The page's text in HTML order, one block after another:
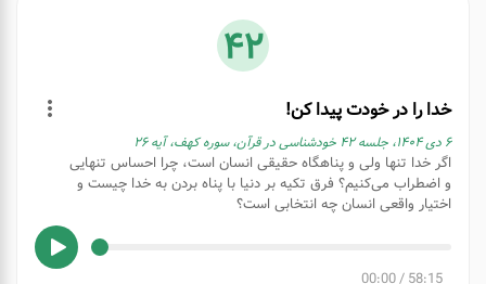
42
خدا را در خودت پیدا کن!
۶ دی ۱۴۰۴، جلسه ۴۲ خودشناسی در قرآن، سوره کهف، آیه ۲۶
اگر خدا تنها ولی و پناهگاه حقیقی انسان است، چرا احساس تنهایی
و اضطراب می‌کنیم؟ فرق تکیه بر دنیا با پناه بردن به خدا چیست و
اختیار واقعی انسان چه انتخابی است؟
58:15
/
00:00